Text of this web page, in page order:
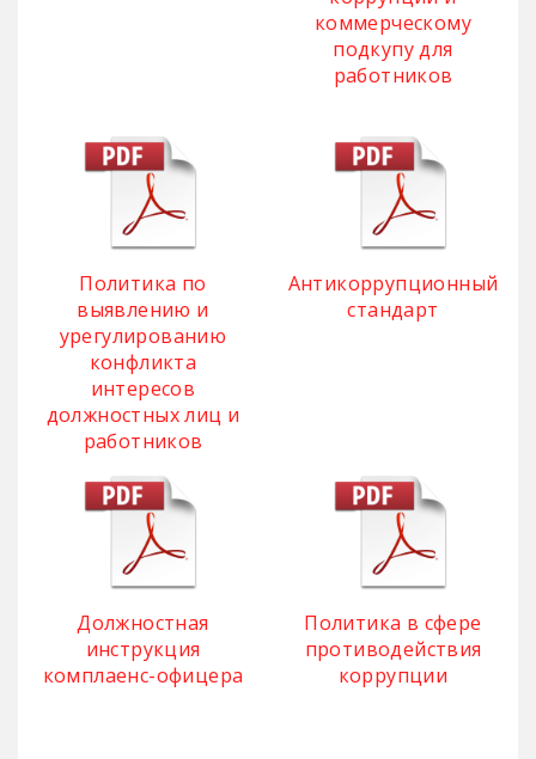
коммерческому
подкупу для
работников
Политика по
выявлению и
урегулированию
конфликта
интересов
должностных лиц и
работников
Антикоррупционный
стандарт
Должностная
инструкция
комплаенс-офицера
Политика в сфере
противодействия
коррупции